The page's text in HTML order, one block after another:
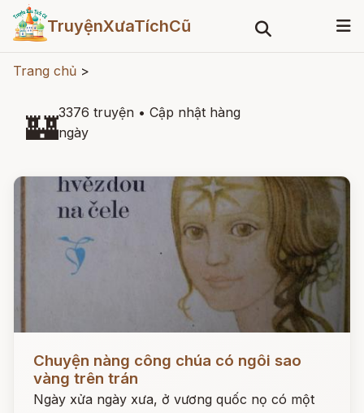
TruyệnXưaTíchCũ
Trang chủ >
🏰3376 truyện • Cập nhật hàng
ngày
Chuyện nàng công chúa có ngôi sao
vàng trên trán
Ngày xửa ngày xưa, ở vương quốc nọ có một